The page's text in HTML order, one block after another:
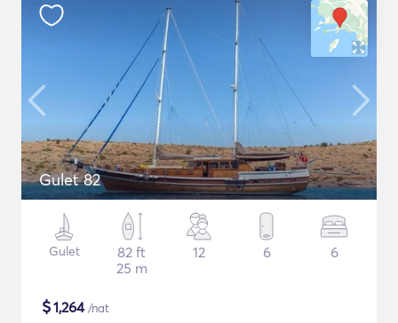
Gulet 82
Gulet
82 ft
25 m
12 6 6
$1,264/nat